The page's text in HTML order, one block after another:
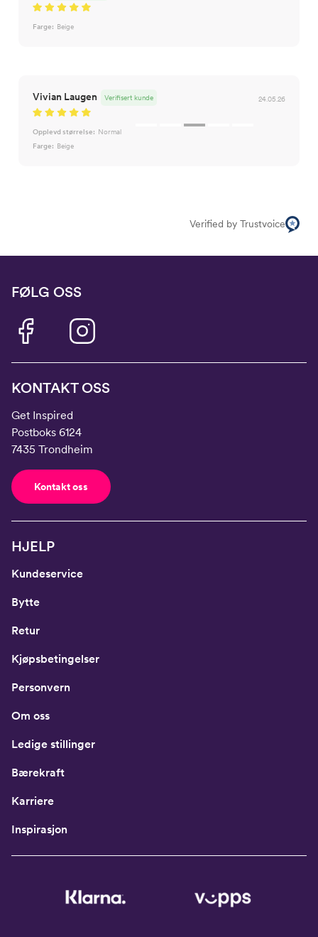
Farge: Beige
Vivian Laugen 24.05.26
Verifisert kunde
Opplevd størrelse: Normal
Farge: Beige
Verified by Trustvoice
FØLG OSS
KONTAKT OSS
Get Inspired
Postboks 6124
7435 Trondheim
Kontakt oss
HJELP
Kundeservice
Bytte
Retur
Kjøpsbetingelser
Personvern
Om oss
Ledige stillinger
Bærekraft
Karriere
Inspirasjon